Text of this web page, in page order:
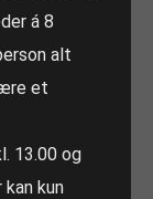
á 8
alt
et
13.00 og
kun